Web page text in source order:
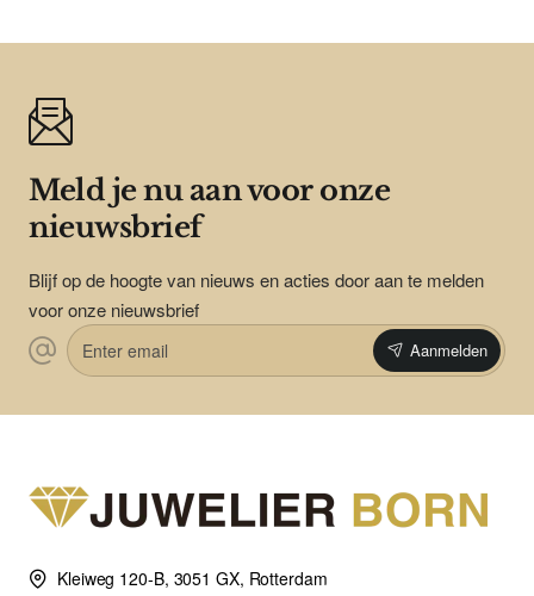
Meld je nu aan voor onze
nieuwsbrief
Blijf op de hoogte van nieuws en acties door aan te melden
voor onze nieuwsbrief
Enter
email
Aanmelden
Kleiweg 120-B, 3051 GX, Rotterdam